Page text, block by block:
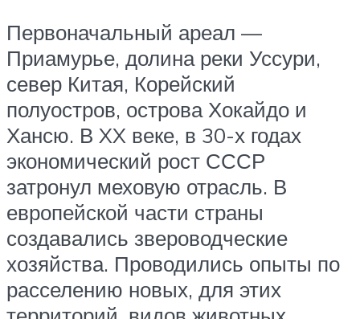
Первоначальный ареал —
Приамурье, долина реки Уссури,
север Китая, Корейский
полуостров, острова Хокайдо и
Хансю. В XX веке, в 30-х годах
экономический рост СССР
затронул меховую отрасль. В
европейской части страны
создавались звероводческие
хозяйства. Проводились опыты по
расселению новых, для этих